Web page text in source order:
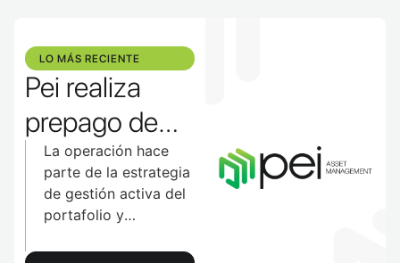
LO MÁS RECIENTE​
Pei realiza
prepago de
$300.000
millones de
deuda luego
La operación hace
parte de la estrategia
de gestión activa del
portafolio y